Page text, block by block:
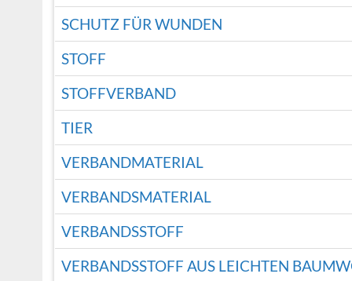
SCHUTZ FÜR WUNDEN
STOFF
STOFFVERBAND
TIER
VERBANDMATERIAL
VERBANDSMATERIAL
VERBANDSSTOFF
VERBANDSSTOFF AUS LEICHTEN